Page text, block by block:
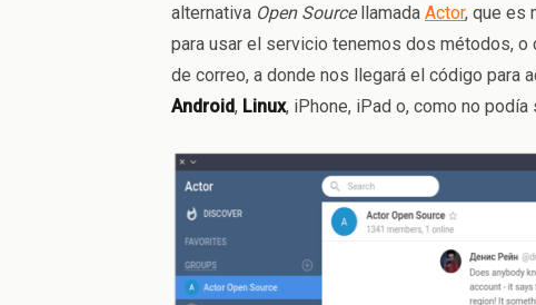
alternativa Open Sourcellamada Actor, que es
para usar el servicio tenemos dos métodos,
de correo, a donde nos llegará el código para
Android, Linux, iPhone, iPad o, como no